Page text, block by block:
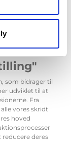
som bidrager til
udviklet til at
Fra
vores skridt
hoved
deres